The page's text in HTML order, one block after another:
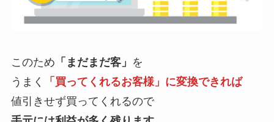
このため 「まだまだ客」 を
うまく
「買ってくれるお客様」に変換できれば
値引きせず買ってくれるので